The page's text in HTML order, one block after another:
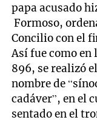
papa acusado
Formoso,
Concilio con el
Así fue como
896, se realizó
nombre de
cadáver”, en el
sentado en el